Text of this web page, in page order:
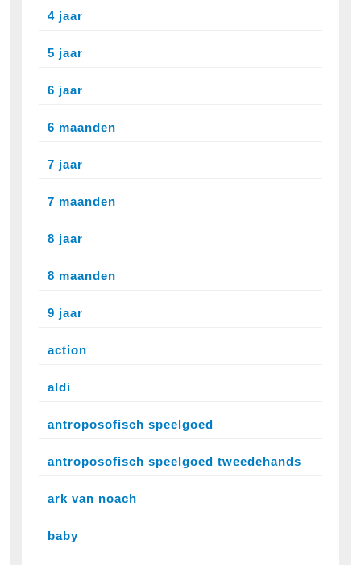
4 jaar
5 jaar
6 jaar
6 maanden
7 jaar
7 maanden
8 jaar
8 maanden
9 jaar
action
aldi
antroposofisch speelgoed
antroposofisch speelgoed tweedehands
ark van noach
baby